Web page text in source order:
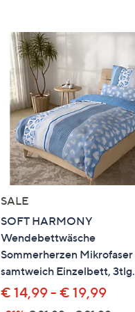
SALE
SOFT HARMONY
Wendebettwäsche
Sommerherzen Mikrofaser
samtweich Einzelbett, 3tlg.
€ 14,99 - € 19,99